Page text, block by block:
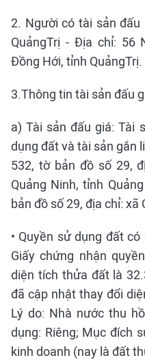
2. Người có tài sản đấu
QuảngTrị - Địa chỉ: 56
Đồng Hới, tỉnh QuảngTrị.
3.Thông tin tài sản đấu
a) Tài sản đấu giá: Tài
dụng đất và tài sản gắn
532, tờ bản đồ số 29,
Quảng Ninh, tỉnh
bản đồ số 29, địa chỉ: xã
• Quyền sử dụng đất
Giấy chứng nhận
diện tích thửa đất là
đã cập nhật thay đổi
Lý do: Nhà nước thu
dụng: Riêng; Mục đích
kinh doanh (nay là đất